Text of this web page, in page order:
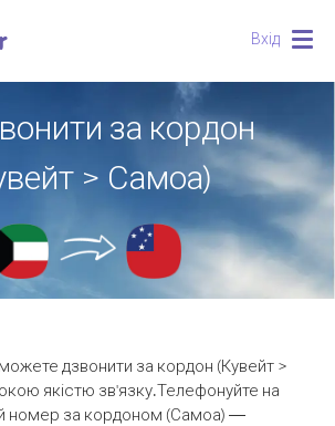
Вхід
за кордон
> Самоа)
дзвонити за кордон (Кувейт >
якістю зв'язку.Телефонуйте на
номер за кордоном (Самоа) —